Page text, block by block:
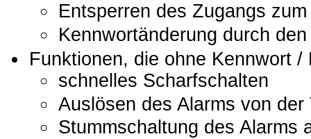
Entsperren des Zugangs
Kennwortänderung durch
Funktionen, die ohne Kennwort
schnelles Scharfschalten
Auslösen des Alarms von der
Stummschaltung des Alarms